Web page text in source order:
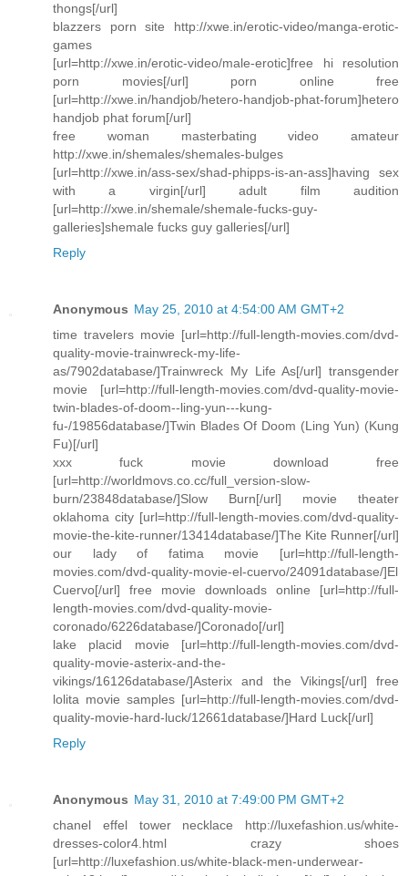
thongs[/url]
blazzers porn site http://xwe.in/erotic-video/manga-erotic-
games
[url=http://xwe.in/erotic-video/male-erotic]free hi resolution
porn movies[/url] porn online free
[url=http://xwe.in/handjob/hetero-handjob-phat-forum]hetero
handjob phat forum[/url]
free woman masterbating video amateur
http://xwe.in/shemales/shemales-bulges
[url=http://xwe.in/ass-sex/shad-phipps-is-an-ass]having sex
with a virgin[/url] adult film audition
[url=http://xwe.in/shemale/shemale-fucks-guy-
galleries]shemale fucks guy galleries[/url]
Reply
Anonymous May 25, 2010 at 4:54:00 AM GMT+2
time travelers movie [url=http://full-length-movies.com/dvd-
quality-movie-trainwreck-my-life-
as/7902database/]Trainwreck My Life As[/url] transgender
movie [url=http://full-length-movies.com/dvd-quality-movie-
twin-blades-of-doom--ling-yun---kung-
fu-/19856database/]Twin Blades Of Doom (Ling Yun) (Kung
Fu)[/url]
xxx fuck movie download free
[url=http://worldmovs.co.cc/full_version-slow-
burn/23848database/]Slow Burn[/url] movie theater
oklahoma city [url=http://full-length-movies.com/dvd-quality-
movie-the-kite-runner/13414database/]The Kite Runner[/url]
our lady of fatima movie [url=http://full-length-
movies.com/dvd-quality-movie-el-cuervo/24091database/]El
Cuervo[/url] free movie downloads online [url=http://full-
length-movies.com/dvd-quality-movie-
coronado/6226database/]Coronado[/url]
lake placid movie [url=http://full-length-movies.com/dvd-
quality-movie-asterix-and-the-
vikings/16126database/]Asterix and the Vikings[/url] free
lolita movie samples [url=http://full-length-movies.com/dvd-
quality-movie-hard-luck/12661database/]Hard Luck[/url]
Reply
Anonymous May 31, 2010 at 7:49:00 PM GMT+2
chanel effel tower necklace http://luxefashion.us/white-
dresses-color4.html crazy shoes
[url=http://luxefashion.us/white-black-men-underwear-